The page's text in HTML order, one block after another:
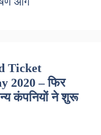
Ticket
2020 – फिर
कंपनियों ने शुरू